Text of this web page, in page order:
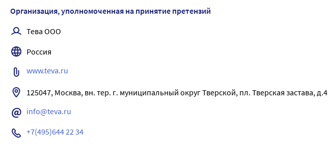
Организация, уполномоченная на принятие претензий
Тева ООО
Россия
www.teva.ru
125047, Москва, вн. тер. г. муниципальный округ Тверской, пл. Тверская застава, д.4
info@teva.ru
+7(495)644 22 34